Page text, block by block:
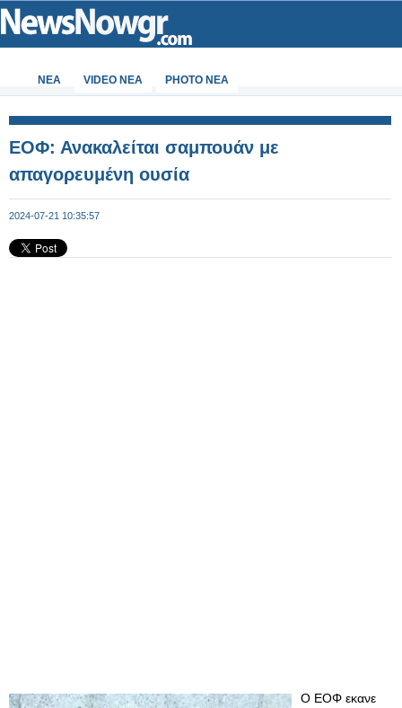
ΝΕΑ VIDEO NEA PHOTO NEA
ΕΟΦ: Ανακαλείται σαμπουάν με
απαγορευμένη ουσία
2024-07-21 10:35:57
Ο ΕΟΦ εκανε